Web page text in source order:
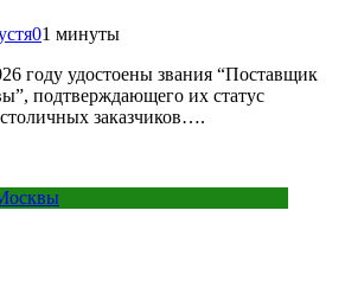
01 минуты
году удостоены звания “Поставщик
подтверждающего их статус
заказчиков….